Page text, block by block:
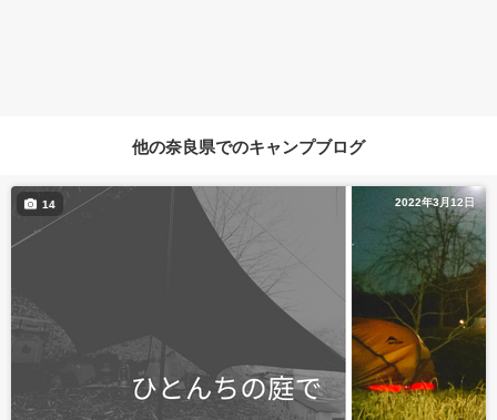
他の奈良県でのキャンプブログ
2022年3月12日
14